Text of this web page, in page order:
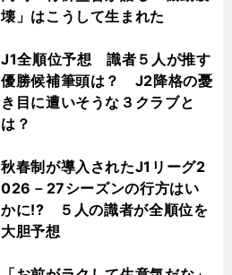
壊」はこうして生まれた
J1全順位予想 識者５人が推す
優勝候補筆頭は？ J2降格の憂
き目に遭いそうな３クラブと
は？
秋春制が導入されたJ1リーグ2
026－27シーズンの行方はい
かに!? ５人の識者が全順位を
大胆予想